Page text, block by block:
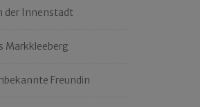
der Innenstadt
Markkleeberg
Freundin